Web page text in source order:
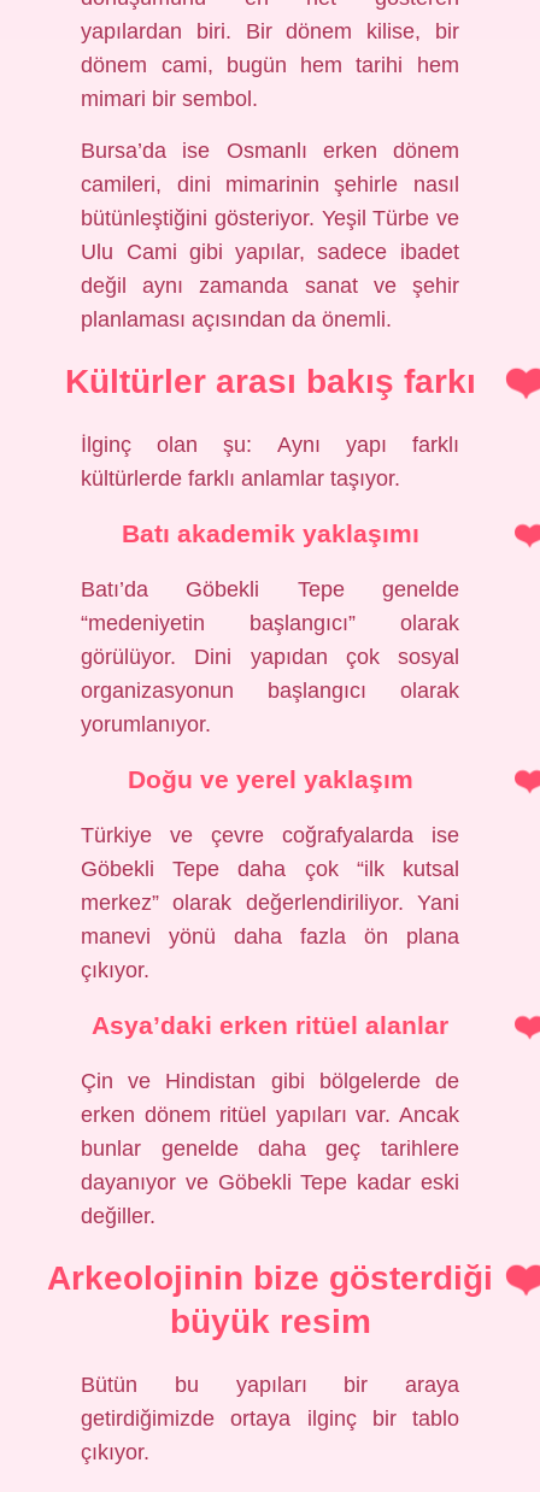
yapılardan biri. Bir dönem kilise, bir
dönem cami, bugün hem tarihi hem
mimari bir sembol.
Bursa’da ise Osmanlı erken dönem
camileri, dini mimarinin şehirle nasıl
bütünleştiğini gösteriyor. Yeşil Türbe ve
Ulu Cami gibi yapılar, sadece ibadet
değil aynı zamanda sanat ve şehir
planlaması açısından da önemli.
Kültürler arası bakış farkı
İlginç olan şu: Aynı yapı farklı
kültürlerde farklı anlamlar taşıyor.
Batı akademik yaklaşımı
Batı’da Göbekli Tepe genelde
“medeniyetin başlangıcı” olarak
görülüyor. Dini yapıdan çok sosyal
organizasyonun başlangıcı olarak
yorumlanıyor.
Doğu ve yerel yaklaşım
Türkiye ve çevre coğrafyalarda ise
Göbekli Tepe daha çok “ilk kutsal
merkez” olarak değerlendiriliyor. Yani
manevi yönü daha fazla ön plana
çıkıyor.
Asya’daki erken ritüel alanlar
Çin ve Hindistan gibi bölgelerde de
erken dönem ritüel yapıları var. Ancak
bunlar genelde daha geç tarihlere
dayanıyor ve Göbekli Tepe kadar eski
değiller.
Arkeolojinin bize gösterdiği
büyük resim
Bütün bu yapıları bir araya
getirdiğimizde ortaya ilginç bir tablo
çıkıyor.